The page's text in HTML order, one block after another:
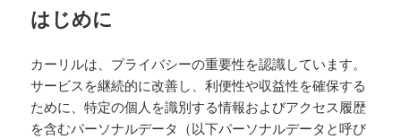
はじめに
カーリルは、プライバシーの重要性を認識しています。
サービスを継続的に改善し、利便性や収益性を確保する
ために、特定の個人を識別する情報およびアクセス履歴
を含むパーソナルデータ（以下パーソナルデータと呼び